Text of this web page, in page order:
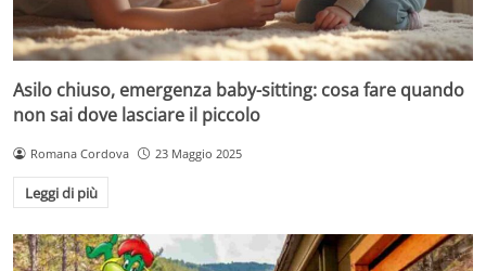
Asilo chiuso, emergenza baby-sitting: cosa fare quando
non sai dove lasciare il piccolo
Romana Cordova 23 Maggio 2025
Leggi di più